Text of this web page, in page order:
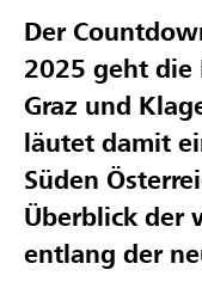
Der
2025 geht die
Graz und
läutet damit
Süden
Überblick der
entlang der